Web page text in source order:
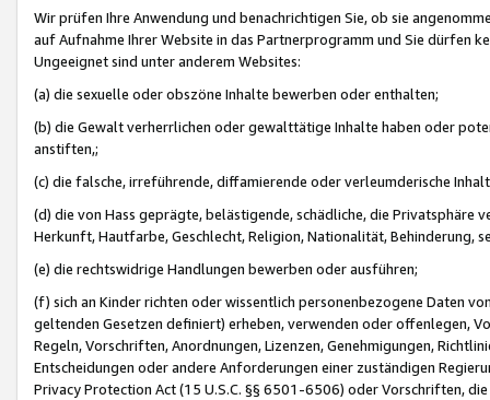
Wir prüfen Ihre Anwendung und benachrichtigen Sie, ob sie
auf Aufnahme Ihrer Website in das Partnerprogramm und Sie dürfen
Ungeeignet sind unter anderem Websites:
(a) die sexuelle oder obszöne Inhalte bewerben oder enthalten;
(b) die Gewalt verherrlichen oder gewalttätige Inhalte haben oder
anstiften,;
(c) die falsche, irreführende, diffamierende oder verleumderische
(d) die von Hass geprägte, belästigende, schädliche, die Privatsphäre
Herkunft, Hautfarbe, Geschlecht, Religion, Nationalität, Behinderung,
(e) die rechtswidrige Handlungen bewerben oder ausführen;
(f) sich an Kinder richten oder wissentlich personenbezogene Daten
geltenden Gesetzen definiert) erheben, verwenden oder offenlegen,
Regeln, Vorschriften, Anordnungen, Lizenzen, Genehmigungen,
Entscheidungen oder andere Anforderungen einer zuständigen
Privacy Protection Act (15 U.S.C. §§ 6501-6506) oder Vorschriften,